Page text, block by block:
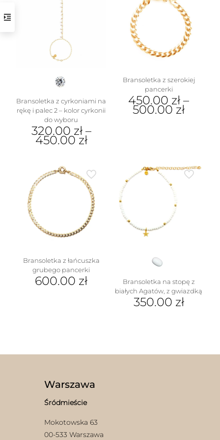
Bransoletka z cyrkoniami na
rękę i palec 2 – kolor cyrkonii
do wyboru
320.00 zł–
450.00 zł
ma
wiele
wariantów.
stronie
Bransoletka z szerokiej
pancerki
450.00 zł –
500.00 zł
Opcje
można
wybrać
stronie
produktu
Bransoletka z łańcuszka
grubego pancerki
600.00 zł
Bransoletka na stopę z
białych Agatów, z gwiazdką
350.00 zł
Warszawa
Śródmieście
Mokotowska 63
00-533 Warszawa